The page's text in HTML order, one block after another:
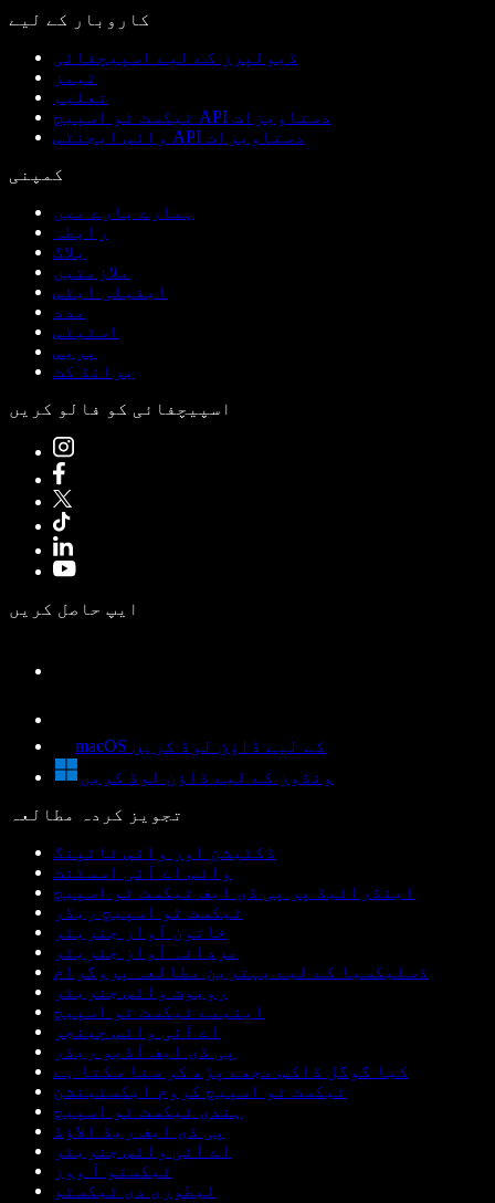
کاروبار کے لیے
ڈیولپرز کے لیے اسپیچفائی
ٹیمز
تعلیم
ٹیکسٹ ٹو اسپیچ API دستاویزات
وائس ایجنٹس API دستاویزات
کمپنی
ہمارے بارے میں
رابطہ
بلاگ
ملازمتیں
ایفیلی ایٹس
مدد
اسٹیٹس
پریس
برانڈ کٹ
اسپیچفائی کو فالو کریں
ایپ حاصل کریں
macOS کے لیے ڈاؤن لوڈ کریں
ونڈوز کے لیے ڈاؤن لوڈ کریں
تجویز کردہ مطالعہ
ڈکٹیشن اور وائس ٹائپنگ
وائس اے آئی اسسٹنٹ
اینڈرائیڈ پر پی ڈی ایف ٹیکسٹ ٹو اسپیچ
ٹیکسٹ ٹو اسپیچ ریڈر
خاتون آواز جنریٹر
مردانہ آواز جنریٹر
ڈسلیکسیا کے لیے بہترین مطالعہ پروگرام
روبوٹ وائس جنریٹر
اینیمے ٹیکسٹ ٹو اسپیچ
اے آئی وائس چینجر
پی ڈی ایف آڈیو ریڈر
کیا گوگل ڈاکس مجھے پڑھ کر سنا سکتا ہے
ٹیکسٹ ٹو اسپیچ کروم ایکسٹینشن
ہندی ٹیکسٹ ٹو اسپیچ
پی ڈی ایف ریڈ الاؤڈ
اے آئی وائس جنریٹر
ٹیکستو آ ووز
لیطوری دی ٹیکسٹو